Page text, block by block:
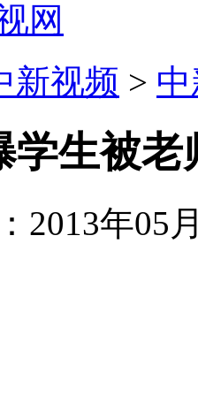
网
新视频 >
学生被老
2013年05